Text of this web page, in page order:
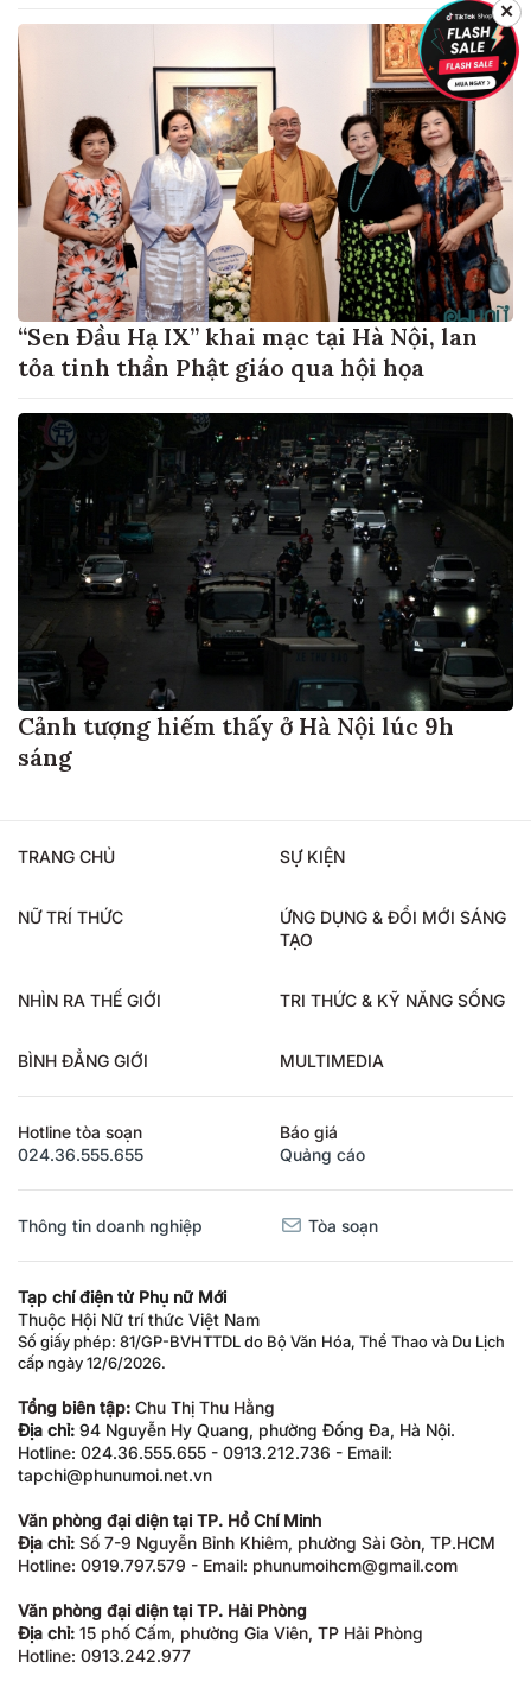
“Sen Đầu Hạ IX” khai mạc tại Hà Nội, lan
tỏa tinh thần Phật giáo qua hội họa
Cảnh tượng hiếm thấy ở Hà Nội lúc 9h
sáng
TRANG CHỦ SỰ KIỆN
NỮ TRÍ THỨC
ỨNG DỤNG & ĐỔI MỚI SÁNG
TẠO
NHÌN RA THẾ GIỚI TRI THỨC & KỸ NĂNG SỐNG
BÌNH ĐẲNG GIỚI MULTIMEDIA
Hotline tòa soạn
024.36.555.655
Báo giá
Quảng cáo
Thông tin doanh nghiệp Tòa soạn
Tạp chí điện tử Phụ nữ Mới
Thuộc Hội Nữ trí thức Việt Nam
Số giấy phép: 81/GP-BVHTTDL do Bộ Văn Hóa, Thể Thao và Du Lịch
cấp ngày 12/6/2026.
Tổng biên tập: Chu Thị Thu Hằng
Địa chỉ: 94 Nguyễn Hy Quang, phường Đống Đa, Hà Nội.
Hotline: 024.36.555.655 - 0913.212.736 - Email:
tapchi@phunumoi.net.vn
Văn phòng đại diện tại TP. Hồ Chí Minh
Địa chỉ: Số 7-9 Nguyễn Bỉnh Khiêm, phường Sài Gòn, TP.HCM
Hotline: 0919.797.579 - Email: phunumoihcm@gmail.com
Văn phòng đại diện tại TP. Hải Phòng
Địa chỉ: 15 phố Cấm, phường Gia Viên, TP Hải Phòng
Hotline: 0913.242.977
✕